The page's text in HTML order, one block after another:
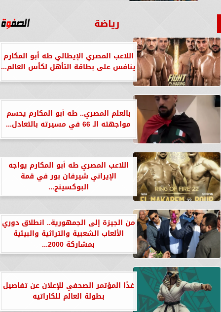
رياضة
اللاعب المصري الإيطالي طه أبو المكارم
ينافس على بطاقة التأهل لكأس العالم...
بالعلم المصري.. طه أبو المكارم يحسم
مواجهته الـ 66 في مسيرته بالتعادل...
اللاعب المصري طه أبو المكارم يواجه
الإيراني شيرفان بور في قمة
البوكسينج...
من الجيزة إلى الجمهورية.. انطلاق دوري
الألعاب الشعبية والتراثية والبيئية
بمشاركة 2000...
غدًا المؤتمر الصحفي للإعلان عن تفاصيل
بطولة العالم للكاراتيه